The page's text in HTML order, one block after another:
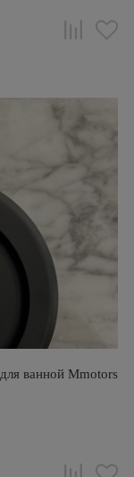
ванной Mmotors